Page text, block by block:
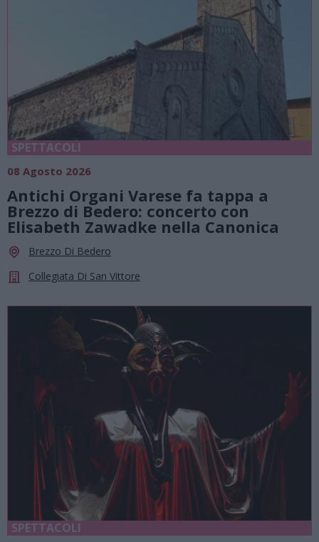
SPETTACOLI
08 Agosto 2026
Antichi Organi Varese fa tappa a
Brezzo di Bedero: concerto con
Elisabeth Zawadke nella Canonica
Brezzo Di Bedero
Collegiata Di San Vittore
SPETTACOLI